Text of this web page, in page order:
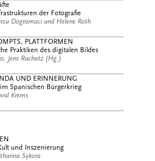
der Fotografie
Dogramaci und Helene Roth
PLATTFORMEN
Praktiken des digitalen Bildes
Jens Ruchatz (Hg.)
UND ERINNERUNG
Spanischen Bürgerkrieg
Krems
und Inszenierung
Sykora